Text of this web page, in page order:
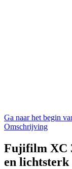
Ga naar het begin
Omschrijving
Fujifilm XC
en lichtsterk